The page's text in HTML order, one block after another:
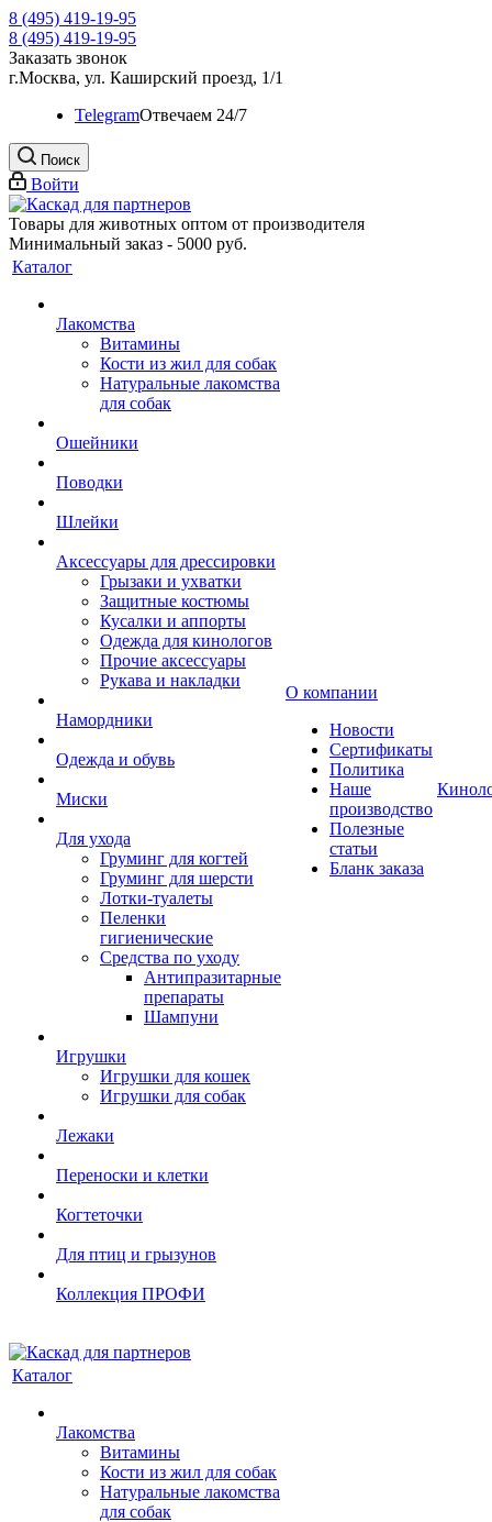
8 (495) 419-19-95
8 (495) 419-19-95
Заказать звонок
г.Москва, ул. Каширский проезд, 1/1
TelegramOтвечаем 24/7
Поиск
Войти
Товары для животных оптом от производителя
Минимальный заказ - 5000 руб.
Каталог
Лакомства
Витамины
Кости из жил для собак
Натуральные лакомства
для собак
Ошейники
Поводки
Шлейки
Аксессуары для дрессировки
Грызаки и ухватки
Защитные костюмы
Кусалки и аппорты
Одежда для кинологов
Прочие аксессуары
Рукава и накладки
Намордники
Одежда и обувь
Миски
Для ухода
Груминг для когтей
Груминг для шерсти
Лотки-туалеты
Пеленки
гигиенические
Средства по уходу
Антипразитарные
препараты
Шампуни
Игрушки
Игрушки для кошек
Игрушки для собак
Лежаки
Переноски и клетки
Когтеточки
Для птиц и грызунов
Коллекция ПРОФИ
О компании
Новости
Сертификаты
Политика
Наше
производство
Полезные
статьи
Бланк заказа
Каталог
Лакомства
Витамины
Кости из жил для собак
Натуральные лакомства
для собак